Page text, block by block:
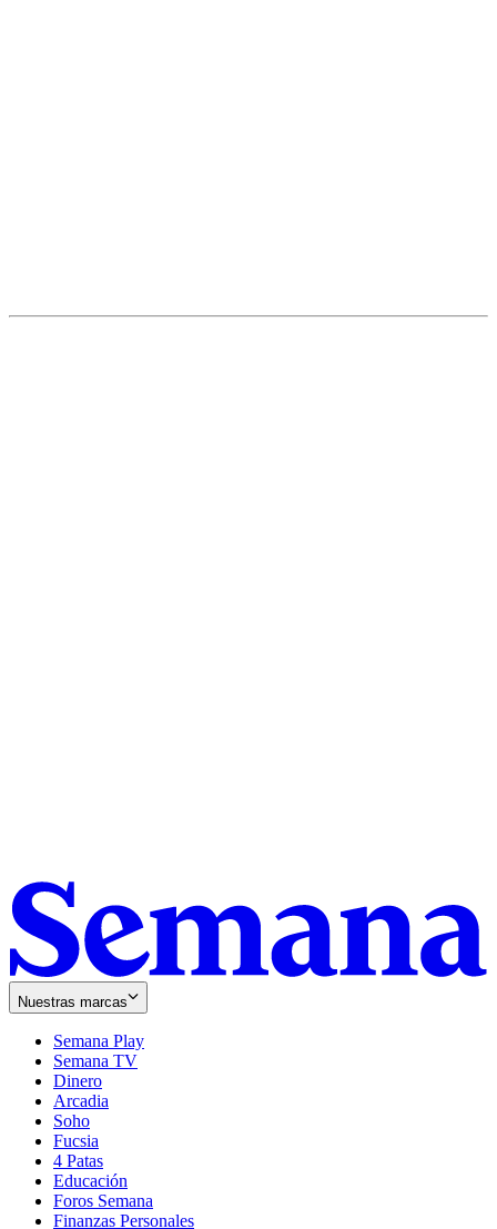
Nuestras marcas
Semana Play
Semana TV
Dinero
Arcadia
Soho
in
new
window
Fucsia
in
new
window
4 Patas
Educación
Foros Semana
Finanzas Personales